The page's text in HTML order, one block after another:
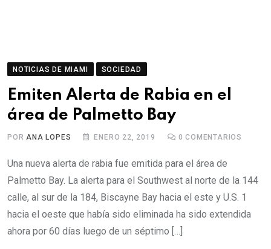
NOTICIAS DE MIAMI SOCIEDAD
Emiten Alerta de Rabia en el
área de Palmetto Bay
PORANA LOPES ENERO 22, 2019 0 COMENTARIOS
Una nueva alerta de rabia fue emitida para el área de
Palmetto Bay. La alerta para el Southwest al norte de la 144
calle, al sur de la 184, Biscayne Bay hacia el este y U.S. 1
hacia el oeste que había sido eliminada ha sido extendida
ahora por 60 días luego de un séptimo […]